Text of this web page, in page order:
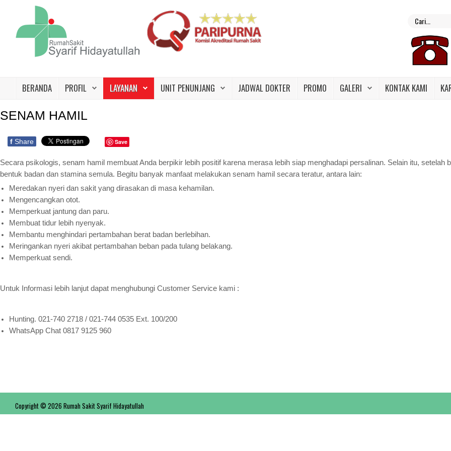
Layanan
Unit Penunjang
Jadwal Dokter
Promo
Galeri
Kontak Kami
Karir
PENDAFTARAN ONLINE
BERANDA PROFIL LAYANAN UNIT PENUNJANG JADWAL DOKTER PROMO GALERI KONTAK KAMI
SENAM HAMIL
f Share Save
Secara psikologis, senam hamil membuat Anda berpikir lebih positif karena merasa lebih siap menghadapi persalinan. Selain itu,
bentuk badan dan stamina semula. Begitu banyak manfaat melakukan senam hamil secara teratur, antara lain:
Meredakan nyeri dan sakit yang dirasakan di masa kehamilan.
Mengencangkan otot.
Memperkuat jantung dan paru.
Membuat tidur lebih nyenyak.
Membantu menghindari pertambahan berat badan berlebihan.
Meringankan nyeri akibat pertambahan beban pada tulang belakang.
Memperkuat sendi.
Untuk Informasi lebih lanjut dapat menghubungi Customer Service kami :
Hunting. 021-740 2718 / 021-744 0535 Ext. 100/200
WhatsApp Chat 0817 9125 960
Copyright © 2026 Rumah Sakit Syarif Hidayatullah